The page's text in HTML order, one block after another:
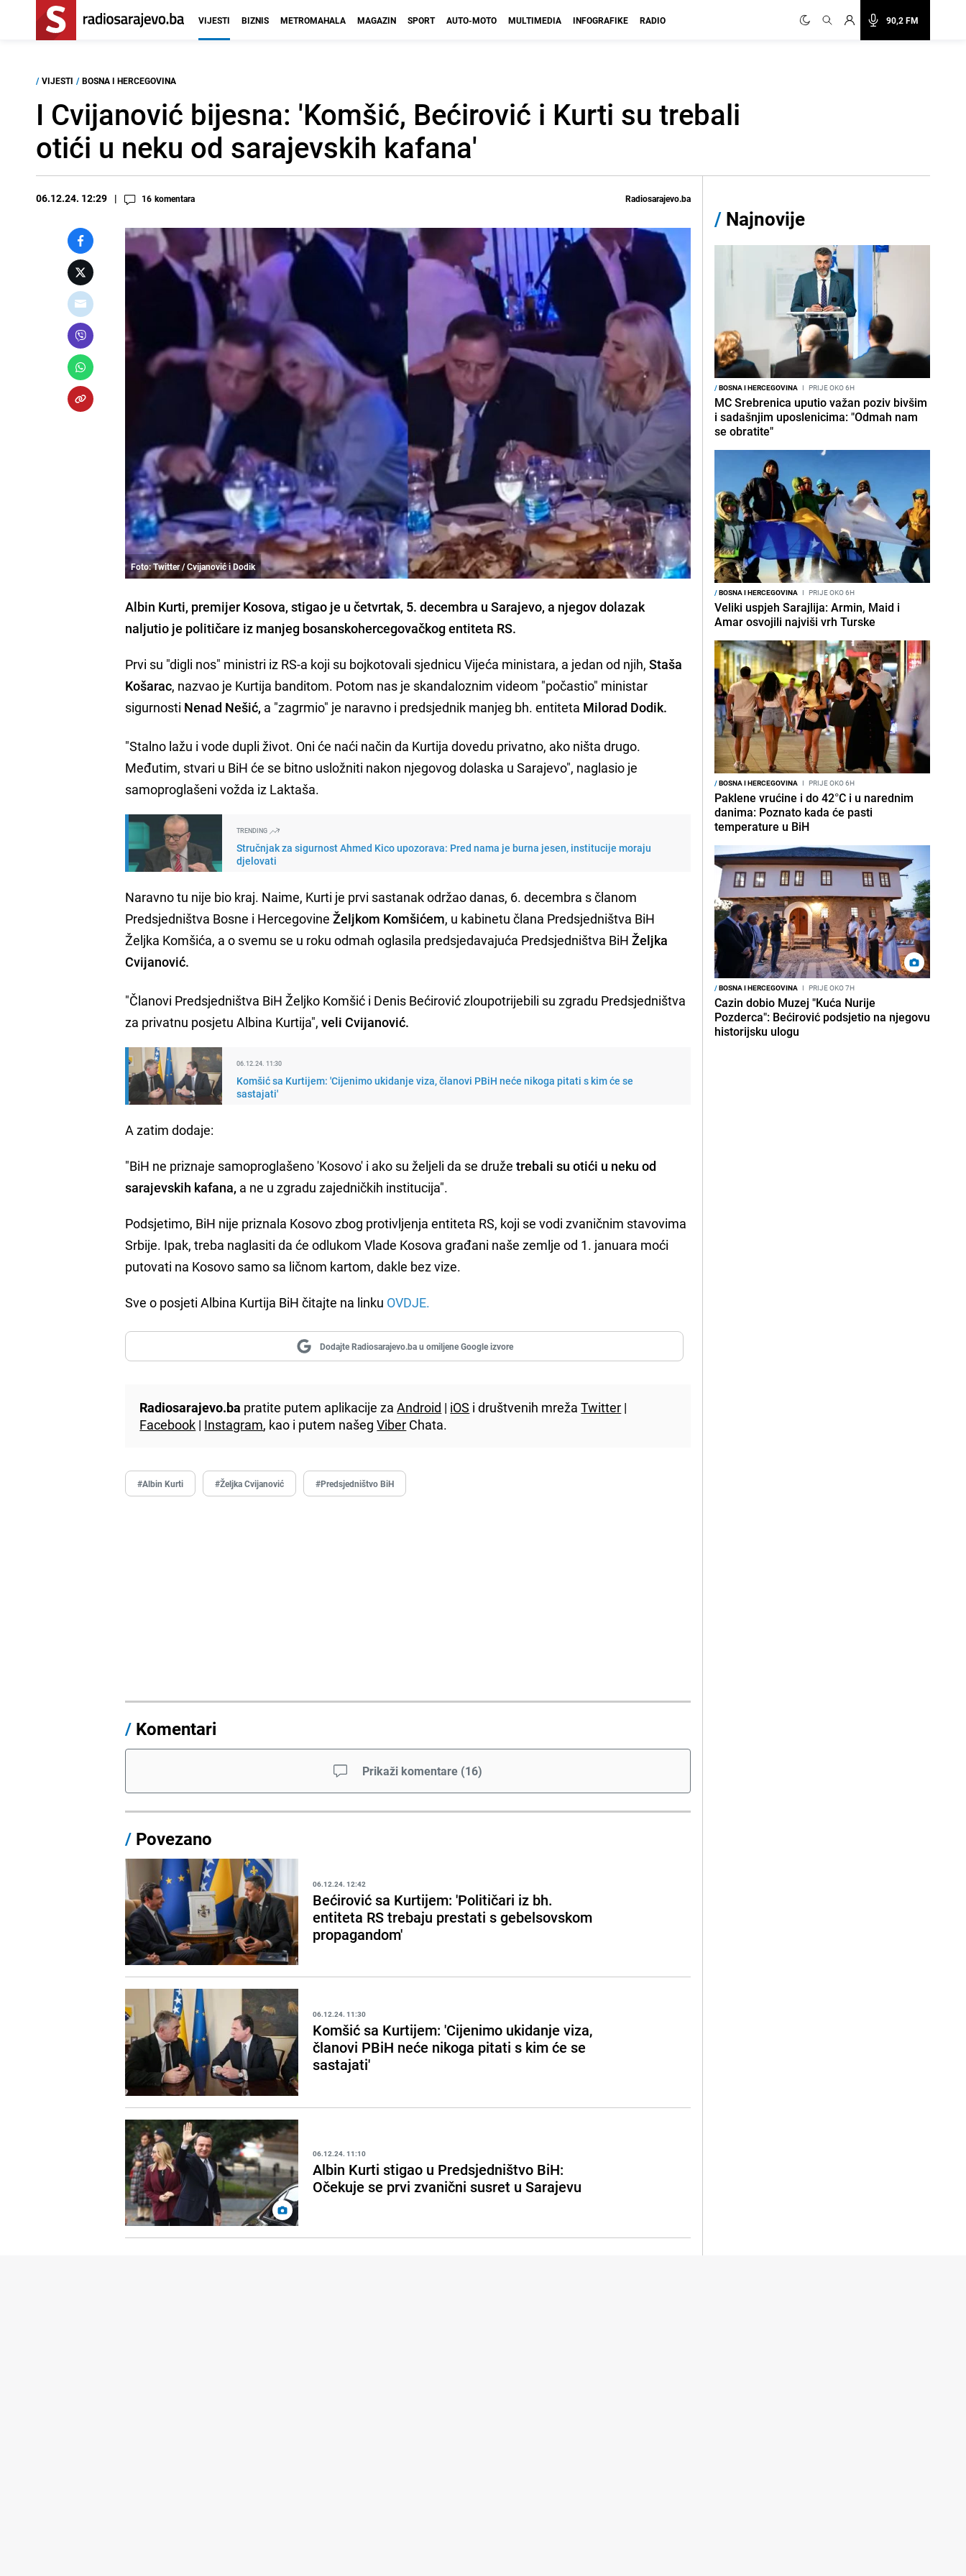
90,2 FM
VIJESTI BIZNIS METROMAHALA MAGAZIN SPORT AUTO-MOTO MULTIMEDIA INFOGRAFIKE RADIO
/ VIJESTI / BOSNA I HERCEGOVINA
I Cvijanović bijesna: 'Komšić, Bećirović i Kurti su trebali
otići u neku od sarajevskih kafana'
06.12.24. 12:29 16 komentara Radiosarajevo.ba
Foto: Twitter / Cvijanović i Dodik
Albin Kurti, premijer Kosova, stigao je u četvrtak, 5. decembra u Sarajevo, a njegov dolazak
naljutio je političare iz manjeg bosanskohercegovačkog entiteta RS.
Prvi su "digli nos" ministri iz RS-a koji su bojkotovali sjednicu Vijeća ministara, a jedan od njih,Staša
Košarac, nazvao je Kurtija banditom. Potom nas je skandaloznim videom "počastio" ministar
sigurnosti Nenad Nešić, a "zagrmio" je naravno i predsjednik manjeg bh. entiteta Milorad Dodik.
"Stalno lažu i vode dupli život. Oni će naći način da Kurtija dovedu privatno, ako ništa drugo.
Međutim, stvari u BiH će se bitno usložniti nakon njegovog dolaska u Sarajevo", naglasio je
samoproglašeni vožda iz Laktaša.
TRENDING
Stručnjak za sigurnost Ahmed Kico upozorava: Pred nama je burna jesen, institucije moraju
djelovati
Naravno tu nije bio kraj. Naime, Kurti je prvi sastanak održao danas, 6. decembra s članom
Predsjedništva Bosne i HercegovineŽeljkom Komšićem, u kabinetu člana Predsjedništva BiH
Željka Komšića, a o svemu se u roku odmah oglasila predsjedavajuća Predsjedništva BiHŽeljka
Cvijanović.
"Članovi Predsjedništva BiH Željko Komšić i Denis Bećirović zloupotrijebili su zgradu Predsjedništva
za privatnu posjetu Albina Kurtija", veli Cvijanović.
06.12.24. 11:30
Komšić sa Kurtijem: 'Cijenimo ukidanje viza, članovi PBiH neće nikoga pitati s kim će se
sastajati'
A zatim dodaje:
"BiH ne priznaje samoproglašeno 'Kosovo' i ako su željeli da se družetrebali su otići u neku od
sarajevskih kafana, a ne u zgradu zajedničkih institucija".
Podsjetimo, BiH nije priznala Kosovo zbog protivljenja entiteta RS, koji se vodi zvaničnim stavovima
Srbije. Ipak, treba naglasiti da će odlukom Vlade Kosova građani naše zemlje od 1. januara moći
putovati na Kosovo samo sa ličnom kartom, dakle bez vize.
Sve o posjeti Albina Kurtija BiH čitajte na linku OVDJE.
Dodajte Radiosarajevo.ba u omiljene Google izvore
Radiosarajevo.ba pratite putem aplikacije zaAndroid | iOS i društvenih mrežaTwitter |
Facebook | Instagram, kao i putem našegViber Chata.
#Albin Kurti #Željka Cvijanović #Predsjedništvo BiH
/ Komentari
Prikaži komentare (16)
/ Povezano
06.12.24. 12:42
Bećirović sa Kurtijem: 'Političari iz bh.
entiteta RS trebaju prestati s gebelsovskom
propagandom'
06.12.24. 11:30
Komšić sa Kurtijem: 'Cijenimo ukidanje viza,
članovi PBiH neće nikoga pitati s kim će se
sastajati'
06.12.24. 11:10
Albin Kurti stigao u Predsjedništvo BiH:
Očekuje se prvi zvanični susret u Sarajevu
/ Najnovije
/BOSNA I HERCEGOVINA I PRIJE OKO 6H
MC Srebrenica uputio važan poziv bivšim
i sadašnjim uposlenicima: "Odmah nam
se obratite"
/BOSNA I HERCEGOVINA I PRIJE OKO 6H
Veliki uspjeh Sarajlija: Armin, Maid i
Amar osvojili najviši vrh Turske
/BOSNA I HERCEGOVINA I PRIJE OKO 6H
Paklene vrućine i do 42°C i u narednim
danima: Poznato kada će pasti
temperature u BiH
/BOSNA I HERCEGOVINA I PRIJE OKO 7H
Cazin dobio Muzej "Kuća Nurije
Pozderca": Bećirović podsjetio na njegovu
historijsku ulogu